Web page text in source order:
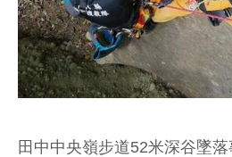
田中中央嶺步道52米深谷墜